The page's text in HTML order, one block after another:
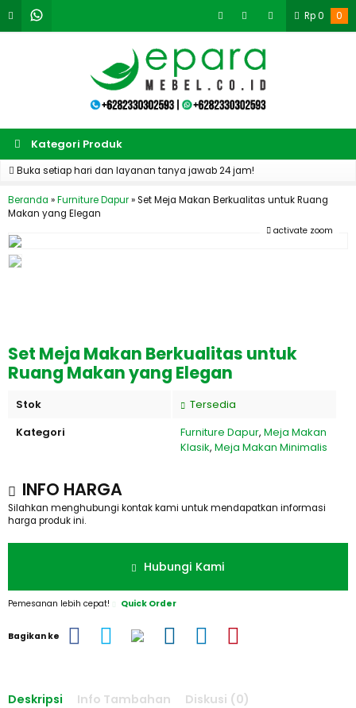
Rp0 0
Kategori Produk
Buka setiap hari dan layanan tanya jawab 24 jam!
Beranda »Furniture Dapur»Set Meja Makan Berkualitas untuk Ruang
Makan yang Elegan
activate zoom
Set Meja Makan Berkualitas untuk
Ruang Makan yang Elegan
Stok
Tersedia
Kategori
Furniture Dapur, Meja Makan
Klasik, Meja Makan Minimalis
INFO HARGA
Silahkan menghubungi kontak kami untuk mendapatkan informasi
harga produk ini.
Hubungi Kami
Pemesanan lebih cepat! Quick Order
Bagikan ke
Deskripsi Info Tambahan Diskusi (0)